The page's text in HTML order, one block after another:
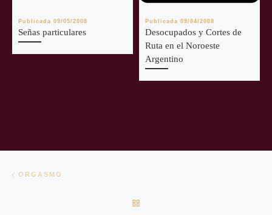
Publicada09/05/2008
Señas particulares
Publicada09/04/2008
Desocupados y Cortes de
Ruta en el Noroeste
Argentino
ORGASMO